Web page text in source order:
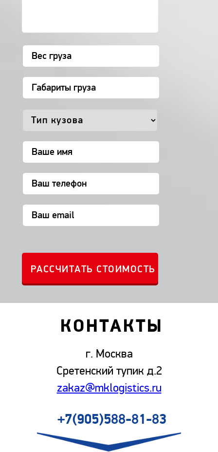
КОНТАКТЫ
г. Москва
Сретенский тупик д.2
zakaz@mklogistics.ru
+7(905)588-81-83